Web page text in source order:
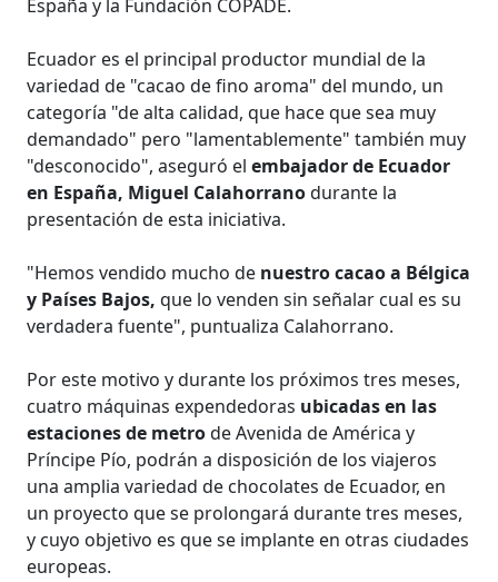
España y la Fundación COPADE.
Ecuador es el principal productor mundial de la
variedad de "cacao de fino aroma" del mundo, un
categoría "de alta calidad, que hace que sea muy
demandado" pero "lamentablemente" también muy
"desconocido", aseguró elembajador de Ecuador
en España, Miguel Calahorranodurante la
presentación de esta iniciativa.
"Hemos vendido mucho de nuestro cacao a Bélgica
y Países Bajos, que lo venden sin señalar cual es su
verdadera fuente", puntualiza Calahorrano.
Por este motivo y durante los próximos tres meses,
cuatro máquinas expendedoras ubicadas en las
estaciones de metrode Avenida de América y
Príncipe Pío, podrán a disposición de los viajeros
una amplia variedad de chocolates de Ecuador, en
un proyecto que se prolongará durante tres meses,
y cuyo objetivo es que se implante en otras ciudades
europeas.